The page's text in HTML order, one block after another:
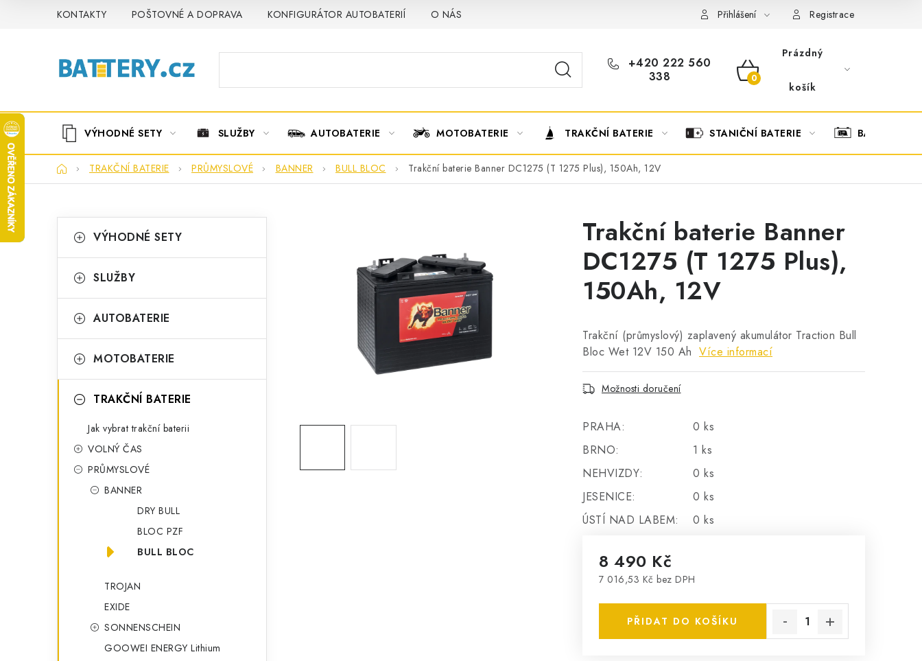
KONTAKTY POŠTOVNÉ A DOPRAVA KONFIGURÁTOR AUTOBATERIÍ O NÁS OBCHODNÍ PODMÍNKY OCHRANA OSOBNÍCH ÚDAJŮ
Přihlášení Registrace
+420 222 560
338
NÁKUPNÍ
Prázdný
košík
VÝHODNÉ SETY SLUŽBY AUTOBATERIE MOTOBATERIE TRAKČNÍ BATERIE STANIČNÍ BATERIE BATERIOVÉ
DomůTRAKČNÍ BATERIE PRŮMYSLOVÉ BANNER BULL BLOC Trakční baterie Banner DC1275 (T 1275 Plus), 150Ah, 12V
o
t
r
n
kategorie
a
e
o
i
VÝHODNÉ SETY
SLUŽBY
AUTOBATERIE
MOTOBATERIE
TRAKČNÍ BATERIE
Jak vybrat trakční baterii
VOLNÝ ČAS
PRŮMYSLOVÉ
BANNER
DRY BULL
BLOC PZF
BULL BLOC
TROJAN
EXIDE
SONNENSCHEIN
GOOWEI ENERGY Lithium
Trakční baterie Banner
DC1275 (T 1275 Plus),
150Ah, 12V
Trakční (průmyslový) zaplavený akumulátor Traction Bull
Bloc Wet 12V 150 Ah Více informací
Možnosti doručení
PRAHA:
0 ks
BRNO:
1 ks
NEHVIZDY:
0 ks
JESENICE:
0 ks
ÚSTÍ NAD LABEM:
0 ks
8 490 Kč
7 016,53 Kč bez DPH
PŘIDAT DO KOŠÍKU